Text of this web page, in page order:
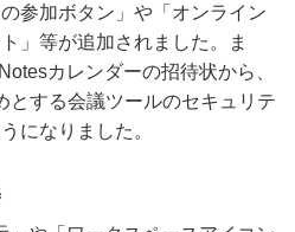
参加ボタン」や「オンライン
」等が追加されました。ま
カレンダーの招待状から、
とする会議ツールのセキュリテ
になりました。